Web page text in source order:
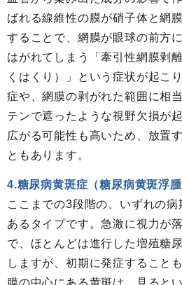
ばれる線維性の膜が硝子体と網
することで、網膜が眼球の前方
はがれてしまう「牽引性網膜剥
くはくり）」という症状が起こ
症や、網膜の剥がれた範囲に相
テンで遮ったような視野欠損が
広がる可能性も高いため、放置
ともあります。
4.糖尿病黄斑症（糖尿病黄斑浮腫
ここまでの3段階の、いずれの
あるタイプです。急激に視力が
で、ほとんどは進行した増殖糖
しますが、初期に発症すること